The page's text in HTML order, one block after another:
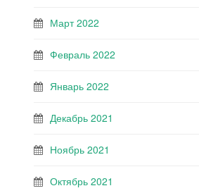
Март 2022
Февраль 2022
Январь 2022
Декабрь 2021
Ноябрь 2021
Октябрь 2021